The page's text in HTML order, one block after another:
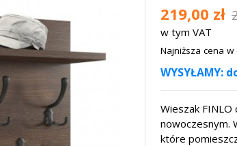
219,00 zł
w tym VAT
Najniższa cena
WYSYŁAMY:
Wieszak
nowoczesnym.
które